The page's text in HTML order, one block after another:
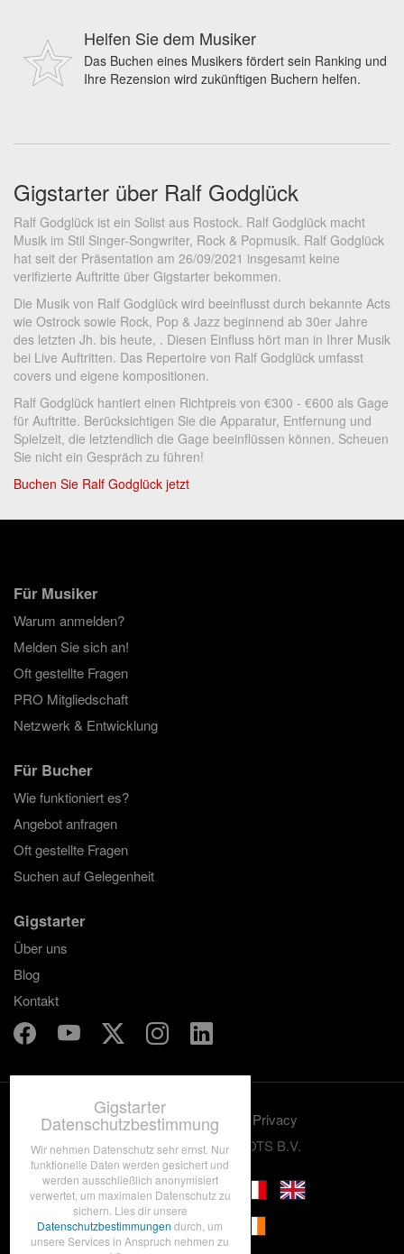
Helfen Sie dem Musiker
Das Buchen eines Musikers fördert sein Ranking und
Ihre Rezension wird zukünftigen Buchern helfen.
Gigstarter über Ralf Godglück
Ralf Godglück ist ein Solist aus Rostock. Ralf Godglück macht
Musik im Stil Singer-Songwriter, Rock & Popmusik. Ralf Godglück
hat seit der Präsentation am 26/09/2021 insgesamt keine
verifizierte Auftritte über Gigstarter bekommen.
Die Musik von Ralf Godglück wird beeinflusst durch bekannte Acts
wie Ostrock sowie Rock, Pop & Jazz beginnend ab 30er Jahre
des letzten Jh. bis heute, . Diesen Einfluss hört man in Ihrer Musik
bei Live Auftritten. Das Repertoire von Ralf Godglück umfasst
covers und eigene kompositionen.
Ralf Godglück hantiert einen Richtpreis von €300 - €600 als Gage
für Auftritte. Berücksichtigen Sie die Apparatur, Entfernung und
Spielzeit, die letztendlich die Gage beeinflüssen können. Scheuen
Sie nicht ein Gespräch zu führen!
Buchen Sie Ralf Godglück jetzt
Für Musiker
Warum anmelden?
Melden Sie sich an!
Oft gestellte Fragen
PRO Mitgliedschaft
Netzwerk & Entwicklung
Für Bucher
Wie funktioniert es?
Angebot anfragen
Oft gestellte Fragen
Suchen auf Gelegenheit
Gigstarter
Über uns
Blog
Kontakt
Benutzungskonditionen
Privacy
© 2012-2026 GRASSROOTS B.V.
Gigstarter
Datenschutzbestimmung
Wir nehmen Datenschutz sehr ernst. Nur
funktionelle Daten werden gesichert und
werden ausschließlich anonymisiert
verwertet, um maximalen Datenschutz zu
sichern. Lies dir unsere
Datenschutzbestimmungendurch, um
unsere Services in Anspruch nehmen zu